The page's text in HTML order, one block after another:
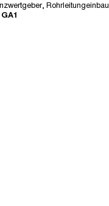
Rohrleitungeinbau